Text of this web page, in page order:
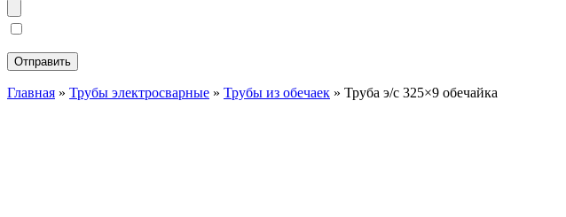
Главная » Трубы электросварные » Трубы из обечаек » Труба э/c 325×9 обечайка